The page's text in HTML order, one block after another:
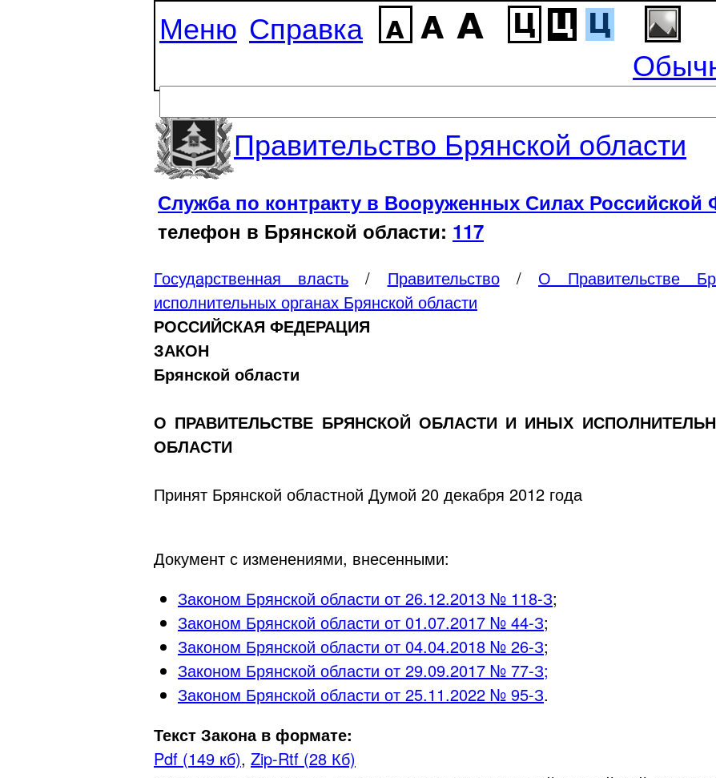
Меню Справка
Правительство Брянской области
Служба по контракту в Вооруженных Силах Российской
телефон в Брянской области: 117
Государственная власть / Правительство/ О Правительстве
исполнительных органах Брянской области
РОССИЙСКАЯ ФЕДЕРАЦИЯ
ЗАКОН
Брянской области
О ПРАВИТЕЛЬСТВЕ БРЯНСКОЙ ОБЛАСТИ И ИНЫХ
ОБЛАСТИ
Принят Брянской областной Думой 20 декабря 2012 года
Документ с изменениями, внесенными:
Законом Брянской области от 26.12.2013 № 118-З;
Законом Брянской области от 01.07.2017 № 44-З;
Законом Брянской области от 04.04.2018 № 26-З;
Законом Брянской области от 29.09.2017 № 77-З;
Законом Брянской области от 25.11.2022 № 95-З.
Текст Закона в формате:
Pdf (149 кб), Zip-Rtf (28 Кб)